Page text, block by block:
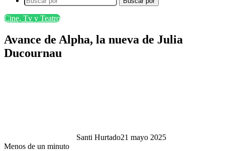
Cine, Tv y Teatro
Avance de Alpha, la nueva de Julia
Ducournau
Santi Hurtado21 mayo 2025
Menos de un minuto